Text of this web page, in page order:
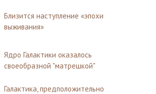
Близится наступление «эпохи
выживания»
Ядро Галактики оказалось
своеобразной "матрешкой"
Галактика, предположительно